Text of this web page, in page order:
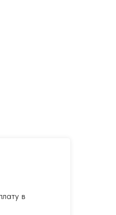
в